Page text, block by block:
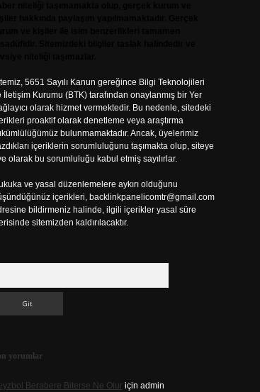
5651 Sayılı Kanun gereğince Bilgi Teknolojileri
İletişim Kurumu (BTK) tarafından onaylanmış bir Yer
olarak hizmet vermektedir. Bu nedenle, sitedeki
proaktif olarak denetleme veya araştırma
bulunmamaktadır. Ancak, üyelerimiz
içeriklerin sorumluluğunu taşımakta olup, siteye
olarak bu sorumluluğu kabul etmiş sayılırlar.
ve yasal düzenlemelere aykırı olduğunu
içerikleri, backlinkpanelicomtr@gmail.com
bildirmeniz halinde, ilgili içerikler yasal süre
sitemizden kaldırılacaktır.
yorumlar
Berabere Biterse Ne Oluriçin admin